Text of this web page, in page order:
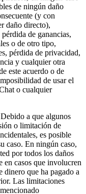
de ningún daño
(y con
daño directo),
de ganancias,
o de otro tipo,
pérdida de privacidad,
y cualquier otra
este acuerdo o de
de usar el
o cualquier
a que algunos
o limitación de
es posible
caso. En ningún caso,
por todos los daños
en casos que involucren
dinero que ha pagado a
Las limitaciones